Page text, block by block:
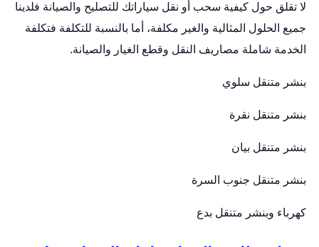
لا تقلق حول كيفية سحب أو نقل سياراتك للتصليح والصيانة فلدينا
جميع الحلول المثالية والغير مكلفة، أما بالنسبة للتكلفة فتكلفة
الخدمة شاملة مصاريف النقل وقطع الغيار والصيانة.
بنشر متنقل سلوي
بنشر متنقل نقرة
بنشر متنقل بيان
بنشر متنقل جنوب السرة
كهرباء وبنشر متنقل بدع